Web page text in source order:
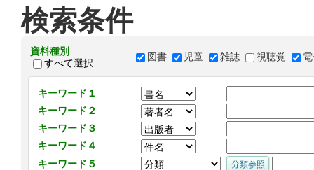
検索条件
資料種別
すべて選択
図書 児童 雑誌 視聴覚
キーワード１
キーワード２
キーワード３
キーワード４
キーワード５